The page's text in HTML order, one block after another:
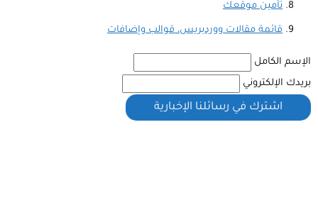
تأمين موقعك
قائمة مقالات ووردبريس، قوالب وإضافات
الإسم الكامل
بريدك الإلكتروني